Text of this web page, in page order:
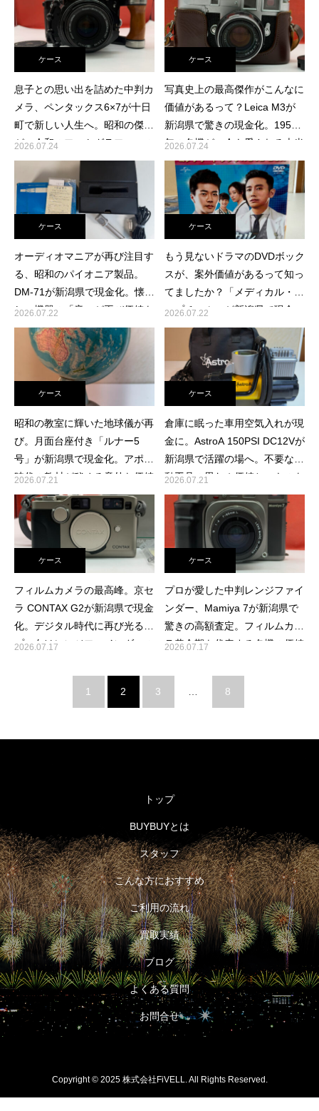
査定員ブログ
ケース
息子との思い出を詰めた中判カ
メラ、ペンタックス6×7が十日
町で新しい人生へ。昭和の傑作
が、令和のフォトグラファーの
相棒になる瞬間
2026.07.24
ケース
写真史上の最高傑作がこんなに
価値があるって？Leica M3が
新潟県で驚きの現金化。1954
年の名機が、今も愛される本当
の理由
2026.07.24
ケース
オーディオマニアが再び注目す
る、昭和のパイオニア製品。
DM-71が新潟県で現金化。懐か
しい機器の「音」が再び価値を
持つ時代
2026.07.22
ケース
もう見ないドラマのDVDボック
スが、案外価値があるって知っ
てましたか？「メディカル・ト
ップチーム」が新潟県で現金
化。懐かしい韓国ドラマを手放
す時の新しい選択肢
2026.07.22
ケース
昭和の教室に輝いた地球儀が再
び。月面台座付き「ルナー5
号」が新潟県で現金化。アポロ
時代の教材が秘める意外な価値
2026.07.21
ケース
倉庫に眠った車用空気入れが現
金に。AstroA 150PSI DC12Vが
新潟県で活躍の場へ。不要な電
動工具の思わぬ価値と、ものを
活かす選択肢
2026.07.21
ケース
フィルムカメラの最高峰。京セ
ラ CONTAX G2が新潟県で現金
化。デジタル時代に再び光る、
プロ向けレンジファインダーの
2026.07.17
ケース
プロが愛した中判レンジファイ
ンダー、Mamiya 7が新潟県で
驚きの高額査定。フィルムカメ
ラ黄金期を代表する名機の価値
2026.07.17
1 2 3 8
トップ
BUYBUYとは
スタッフ
こんな方におすすめ
ご利用の流れ
買取実績
ブログ
よくある質問
お問合せ
Copyright © 2025 株式会社FiVELL. All Rights Reserved.